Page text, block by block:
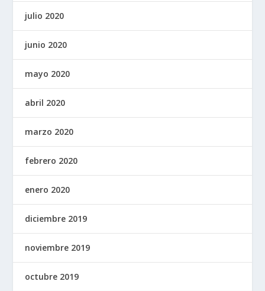
julio 2020
junio 2020
mayo 2020
abril 2020
marzo 2020
febrero 2020
enero 2020
diciembre 2019
noviembre 2019
octubre 2019